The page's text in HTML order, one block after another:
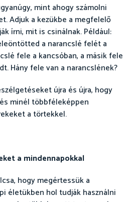
mint ahogy számolni
Adjuk a kezükbe a megfelelő
írni, mit is csinálnak. Például:
a narancslé felét a
fele a kancsóban, a másik fele
Hány fele van a narancslének?
újra és újra, hogy
minél többféleképpen
a törtekkel.
a mindennapokkal
hogy megértessük a
életükben hol tudják használni